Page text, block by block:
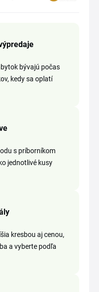
bývajú počas
kedy sa oplatí
s príborníkom
jednotlivé kusy
kresbou aj cenou,
a vyberte podľa